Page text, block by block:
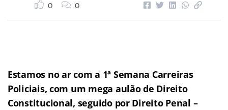
0 0
Estamos no ar com a 1ª Semana Carreiras
Policiais, com um mega aulão de Direito
Constitucional, seguido por Direito Penal –